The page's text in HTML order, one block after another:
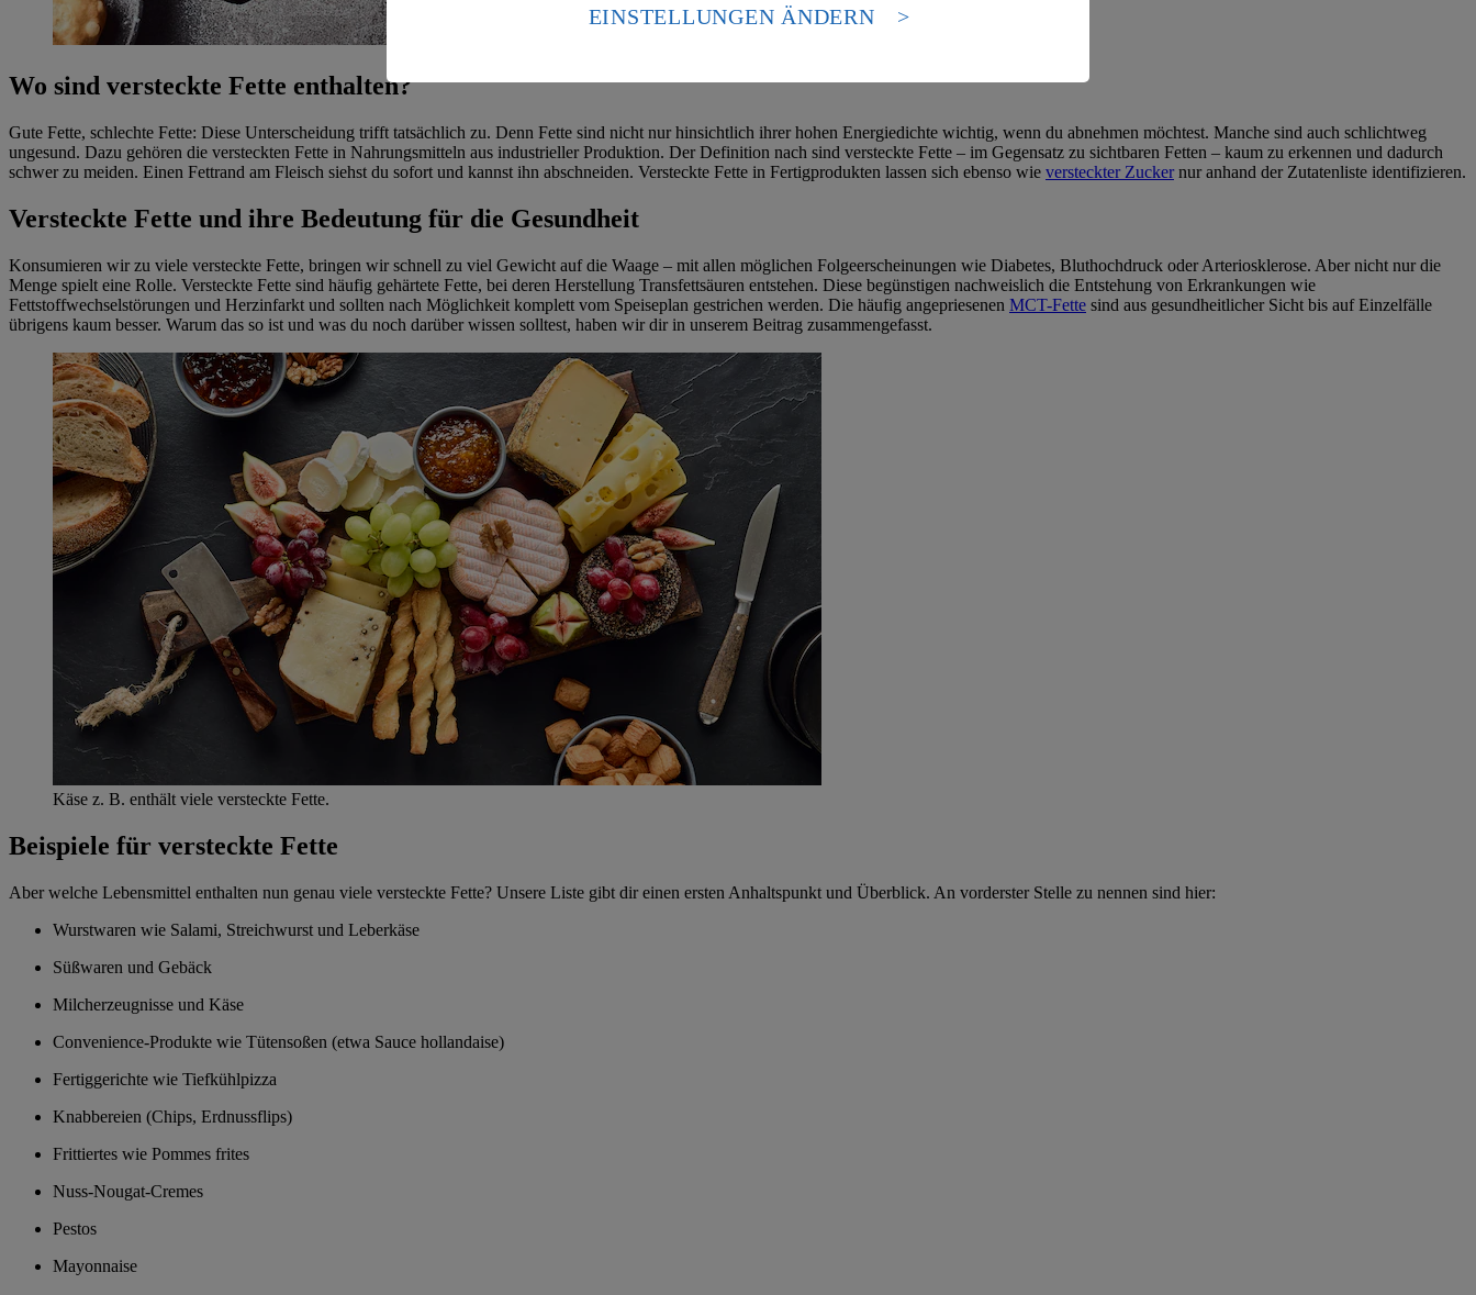
Wo sind versteckte Fette enthalten?
Gute Fette, schlechte Fette: Diese Unterscheidung trifft tatsächlich zu. Denn Fette sind nicht nur hinsichtlich ihrer hohen Energiedichte wichtig, wenn du abnehmen möchtest. Manche sind auch schlichtweg
ungesund. Dazu gehören die versteckten Fette in Nahrungsmitteln aus industrieller Produktion. Der Definition nach sind versteckte Fette – im Gegensatz zu sichtbaren Fetten – kaum zu erkennen und dadurch
schwer zu meiden. Einen Fettrand am Fleisch siehst du sofort und kannst ihn abschneiden. Versteckte Fette in Fertigprodukten lassen sich ebenso wie versteckter Zuckernur anhand der Zutatenliste identifizieren.
Versteckte Fette und ihre Bedeutung für die Gesundheit
Konsumieren wir zu viele versteckte Fette, bringen wir schnell zu viel Gewicht auf die Waage – mit allen möglichen Folgeerscheinungen wie Diabetes, Bluthochdruck oder Arteriosklerose. Aber nicht nur die
Menge spielt eine Rolle. Versteckte Fette sind häufig gehärtete Fette, bei deren Herstellung Transfettsäuren entstehen. Diese begünstigen nachweislich die Entstehung von Erkrankungen wie
Fettstoffwechselstörungen und Herzinfarkt und sollten nach Möglichkeit komplett vom Speiseplan gestrichen werden. Die häufig angepriesenen MCT-Fette sind aus gesundheitlicher Sicht bis auf Einzelfälle
übrigens kaum besser. Warum das so ist und was du noch darüber wissen solltest, haben wir dir in unserem Beitrag zusammengefasst.
Käse z. B. enthält viele versteckte Fette.
Beispiele für versteckte Fette
Aber welche Lebensmittel enthalten nun genau viele versteckte Fette? Unsere Liste gibt dir einen ersten Anhaltspunkt und Überblick. An vorderster Stelle zu nennen sind hier:
Wurstwaren wie Salami, Streichwurst und Leberkäse
Süßwaren und Gebäck
Milcherzeugnisse und Käse
Convenience-Produkte wie Tütensoßen (etwa Sauce hollandaise)
Fertiggerichte wie Tiefkühlpizza
Knabbereien (Chips, Erdnussflips)
Frittiertes wie Pommes frites
Nuss-Nougat-Cremes
Pestos
Mayonnaise
Risiko eines Zugriffs durch US-amerikanische Behörden.
EINSTELLUNGEN ÄNDERN